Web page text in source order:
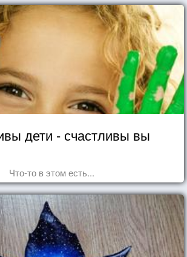
дети - счастливы вы
Что-то в этом есть...